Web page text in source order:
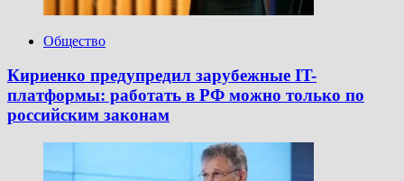
Общество
Кириенко предупредил зарубежные IT-
платформы: работать в РФ можно только по
российским законам